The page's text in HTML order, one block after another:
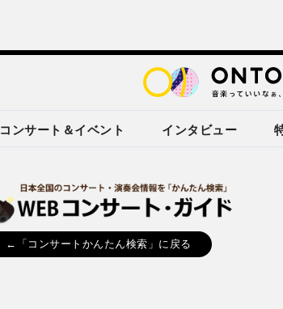
コンサート＆イベント インタビュー
←「コンサートかんたん検索」に戻る